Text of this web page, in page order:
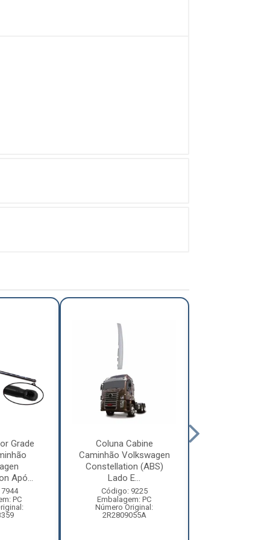
Grade
Apó...
PC
Coluna Cabine
Caminhão Volkswagen
Constellation (ABS)
Lado E...
Código: 9225
Embalagem: PC
Número Original:
2R2809055A